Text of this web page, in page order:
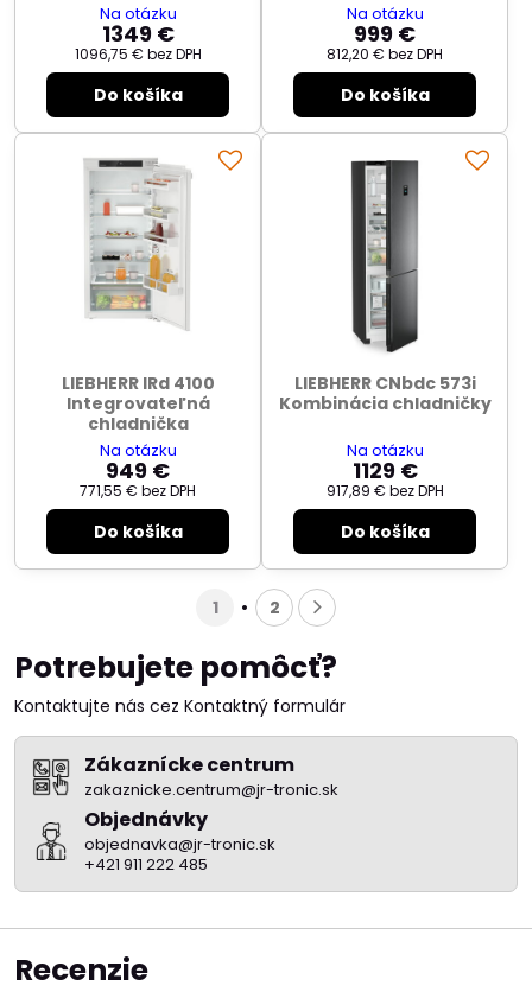
Na otázku
1349 €
1096,75 € bez DPH
Do košíka
Na otázku
999 €
812,20 € bez DPH
Do košíka
LIEBHERR IRd 4100
Integrovateľná
chladnička
Na otázku
949 €
771,55 € bez DPH
Do košíka
LIEBHERR CNbdc 573i
Kombinácia chladničky
Na otázku
1129 €
917,89 € bez DPH
Do košíka
1 2
Potrebujete pomôcť?
Kontaktujte nás cez Kontaktný formulár
Zákaznícke centrum
zakaznicke.centrum@jr-tronic.sk
Objednávky
objednavka@jr-tronic.sk
+421 911 222 485
Recenzie